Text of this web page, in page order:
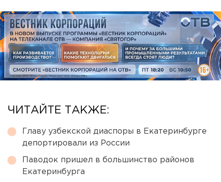
ЧИТАЙТЕ ТАКЖЕ:
Главу узбекской диаспоры в Екатеринбурге
депортировали из России
Паводок пришел в большинство районов
Екатеринбурга